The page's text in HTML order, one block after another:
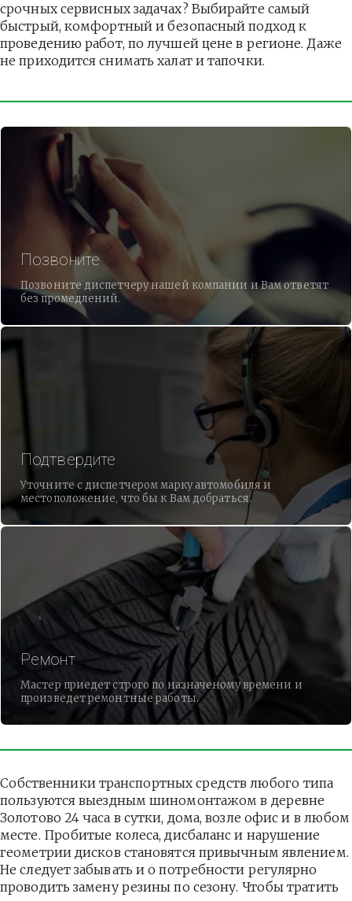
срочных сервисных задачах? Выбирайте самый
быстрый, комфортный и безопасный подход к
проведению работ, по лучшей цене в регионе. Даже
не приходится снимать халат и тапочки.
Позвоните
Позвоните диспетчеру нашей компании и Вам ответят
без промедлений.
Подтвердите
Уточните с диспетчером марку автомобиля и
местоположение, что бы к Вам добраться.
Ремонт
Мастер приедет строго по назначеному времени и
произведет ремонтные работы.
Собственники транспортных средств любого типа
пользуются выездным шиномонтажом в деревне
Золотово 24 часа в сутки, дома, возле офис и в любом
месте. Пробитые колеса, дисбаланс и нарушение
геометрии дисков становятся привычным явлением.
Не следует забывать и о потребности регулярно
проводить замену резины по сезону. Чтобы тратить